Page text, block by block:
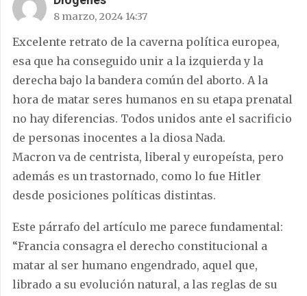
8 marzo, 2024 14:37
Excelente retrato de la caverna política europea,
esa que ha conseguido unir a la izquierda y la
derecha bajo la bandera común del aborto. A la
hora de matar seres humanos en su etapa prenatal
no hay diferencias. Todos unidos ante el sacrificio
de personas inocentes a la diosa Nada.
Macron va de centrista, liberal y europeísta, pero
además es un trastornado, como lo fue Hitler
desde posiciones políticas distintas.
Este párrafo del artículo me parece fundamental:
“Francia consagra el derecho constitucional a
matar al ser humano engendrado, aquel que,
librado a su evolución natural, a las reglas de su